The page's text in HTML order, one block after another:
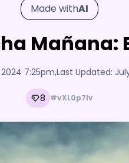
Made withAI
Mañana:
2024 7:25pm,Last Updated:
8 #vXL0p7Iv